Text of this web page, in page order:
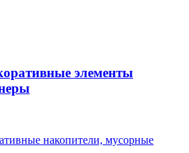
элементы
накопители, мусорные